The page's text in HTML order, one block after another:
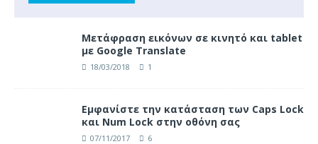
Μετάφραση εικόνων σε κινητό και tablet
με Google Translate
18/03/2018 1
Eμφανίστε την κατάσταση των Caps Lock
και Num Lock στην οθόνη σας
07/11/2017 6